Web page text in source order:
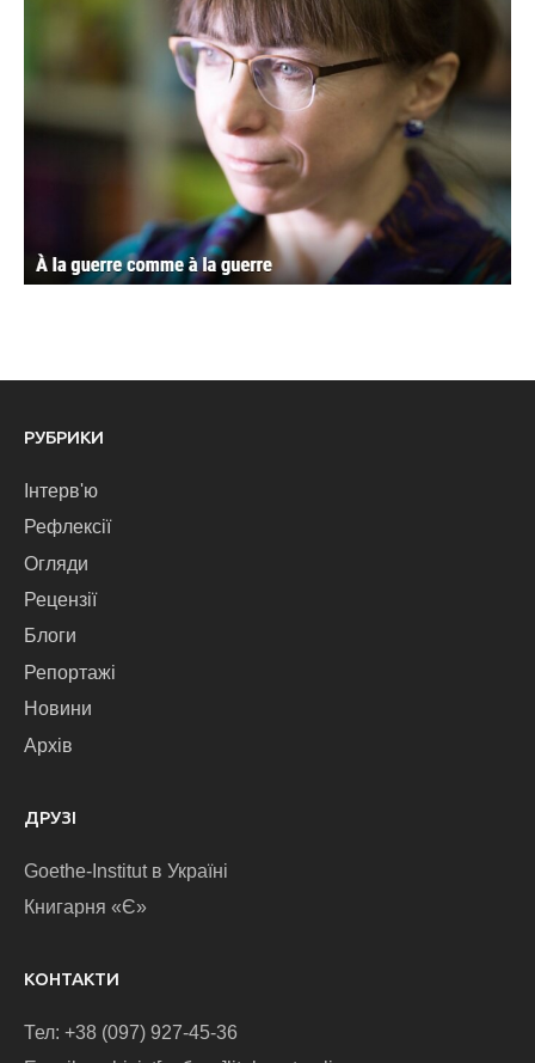
РУБРИКИ
Інтерв'ю
Рефлексії
Огляди
Рецензії
Блоги
Репортажі
Новини
Архів
ДРУЗІ
Goethe-Institut в Україні
Книгарня «Є»
КОНТАКТИ
Тел: +38 (097) 927-45-36